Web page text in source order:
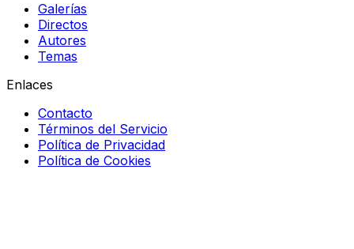
Galerías
Directos
Autores
Temas
Enlaces
Contacto
Términos del Servicio
Política de Privacidad
Política de Cookies